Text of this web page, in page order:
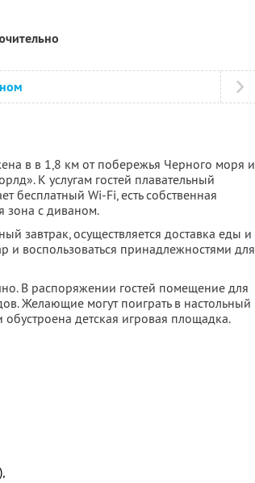
в в 1,8 км от побережья Черного моря и
К услугам гостей плавательный
бесплатный Wi-Fi, есть собственная
зона с диваном.
завтрак, осуществляется доставка еды и
и воспользоваться принадлежностями для
В распоряжении гостей помещение для
Желающие могут поиграть в настольный
детская игровая площадка.